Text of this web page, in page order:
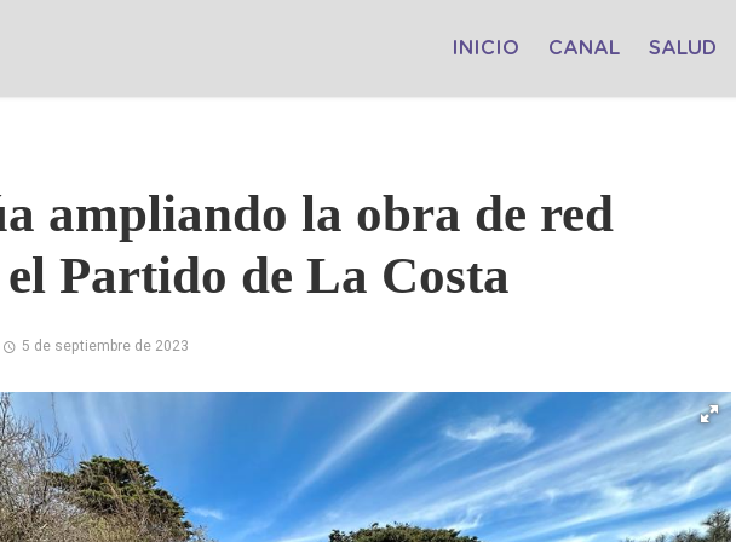
INICIO CANAL SALUD
ampliando la obra de red
Partido de La Costa
5 de septiembre de 2023